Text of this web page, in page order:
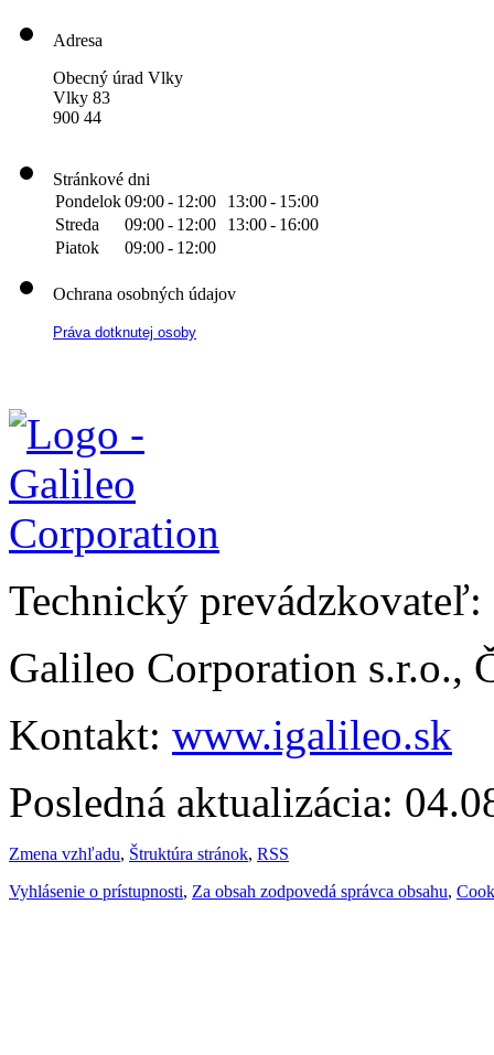
Adresa
Obecný úrad Vlky
Vlky 83
900 44
Stránkové dni
Pondelok09:00- 12:00 13:00- 15:00
Streda
09:00- 12:00 13:00- 16:00
Piatok
09:00- 12:00
Ochrana osobných údajov
Práva dotknutej osoby
Technický prevádzkovateľ:
Galileo Corporation s.r.o.,
Kontakt: www.igalileo.sk
Posledná aktualizácia:
Zmena vzhľadu, Štruktúra stránok, RSS
Vyhlásenie o prístupnosti, Za obsah zodpovedá správca obsahu,